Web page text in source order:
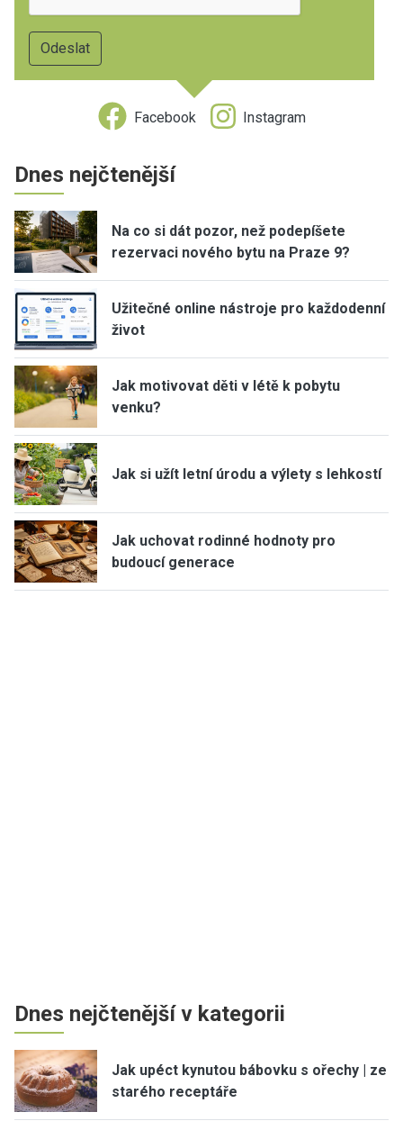
Facebook Instagram
Dnes nejčtenější
Na co si dát pozor, než podepíšete
rezervaci nového bytu na Praze 9?
Užitečné online nástroje pro každodenní
život
Jak motivovat děti v létě k pobytu
venku?
Jak si užít letní úrodu a výlety s lehkostí
Jak uchovat rodinné hodnoty pro
budoucí generace
Dnes nejčtenější v kategorii
Jak upéct kynutou bábovku s ořechy | ze
starého receptáře